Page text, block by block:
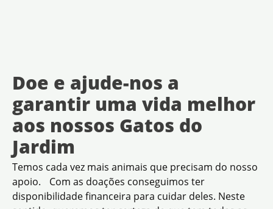
Doe e ajude-nos a
garantir uma vida melhor
aos nossos Gatos do
Jardim
Temos cada vez mais animais que precisam do nosso
apoio. Com as doações conseguimos ter
disponibilidade financeira para cuidar deles. Neste